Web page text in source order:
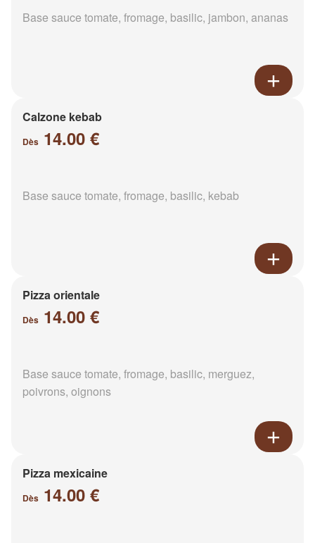
Base sauce tomate, fromage, basilic, jambon, ananas
Calzone kebab
Dès 14.00 €
Base sauce tomate, fromage, basilic, kebab
Pizza orientale
Dès 14.00 €
Base sauce tomate, fromage, basilic, merguez,
poivrons, oignons
Pizza mexicaine
Dès 14.00 €